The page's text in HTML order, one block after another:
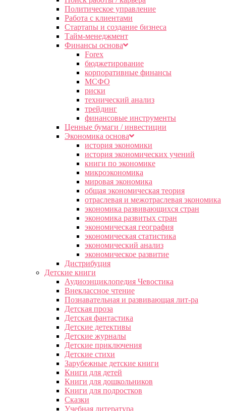
Политическое управление
Работа с клиентами
Стартапы и создание бизнеса
Тайм-менеджмент
Финансы основа
Forex
бюджетирование
корпоративные финансы
МСФО
риски
технический анализ
трейдинг
финансовые инструменты
Ценные бумаги / инвестиции
Экономика основа
история экономики
история экономических учений
книги по экономике
микроэкономика
мировая экономика
общая экономическая теория
отраслевая и межотраслевая экономика
экономика развивающихся стран
экономика развитых стран
экономическая география
экономическая статистика
экономический анализ
экономическое развитие
Дистрибуция
Детские книги
Аудиоэнциклопедия Чевостика
Внеклассное чтение
Познавательная и развивающая лит-ра
Детская проза
Детская фантастика
Детские детективы
Детские журналы
Детские приключения
Детские стихи
Зарубежные детские книги
Книги для детей
Книги для дошкольников
Книги для подростков
Сказки
Учебная литература